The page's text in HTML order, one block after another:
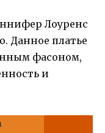
Лоуренс
Данное платье
фасоном,
и